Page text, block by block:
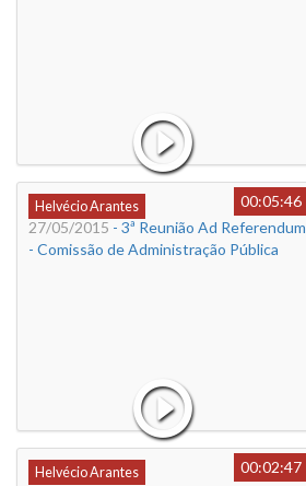
Helvécio Arantes
00:05:46
27/05/2015 - 3ª Reunião Ad Referendum
- Comissão de Administração Pública
Helvécio Arantes
00:02:47